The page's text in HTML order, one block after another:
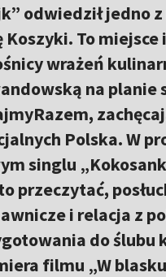
odwiedził jedno
Koszyki. To
wrażeń
na planie
Polska. W
singlu
przeczytać,
i relacja z
do ślubu
filmu „W